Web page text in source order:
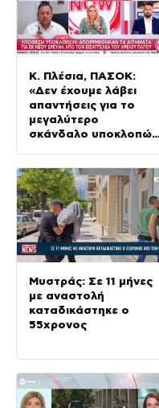
Κ. Πλέσια, ΠΑΣΟΚ:
«Δεν έχουμε λάβει
απαντήσεις για το
μεγαλύτερο
σκάνδαλο υποκλοπών
Μυστράς: Σε 11 μήνες
με αναστολή
καταδικάστηκε ο
55χρονος